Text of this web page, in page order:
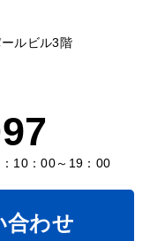
ルビル3階
10：00～19：00
合わせ